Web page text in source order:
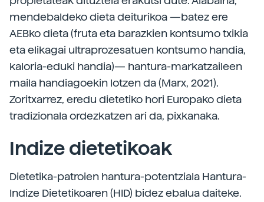
mendebaldeko dieta deiturikoa —batez ere
AEBko dieta (fruta eta barazkien kontsumo txikia
eta elikagai ultraprozesatuen kontsumo handia,
kaloria-eduki handia)— hantura-markatzaileen
maila handiagoekin lotzen da (Marx, 2021).
Zoritxarrez, eredu dietetiko hori Europako dieta
tradizionala ordezkatzen ari da, pixkanaka.
Indize dietetikoak
Dietetika-patroien hantura-potentziala Hantura-
Indize Dietetikoaren (HID) bidez ebalua daiteke.